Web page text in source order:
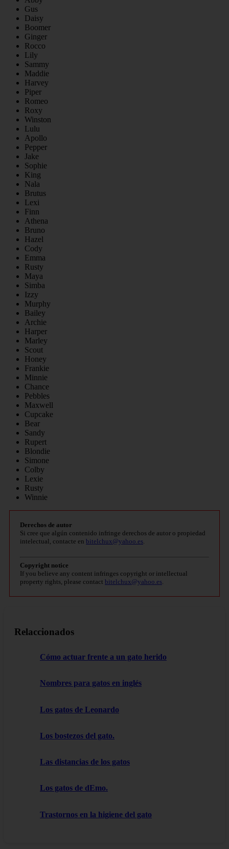
Gus
Daisy
Boomer
Ginger
Rocco
Lily
Sammy
Maddie
Harvey
Piper
Romeo
Roxy
Winston
Lulu
Apollo
Pepper
Jake
Sophie
King
Nala
Brutus
Lexi
Finn
Athena
Bruno
Hazel
Cody
Emma
Rusty
Maya
Simba
Izzy
Murphy
Bailey
Archie
Harper
Marley
Scout
Honey
Frankie
Minnie
Chance
Pebbles
Maxwell
Cupcake
Bear
Sandy
Rupert
Blondie
Simone
Colby
Lexie
Rusty
Winnie
Derechos de autor
Si cree que algún contenido infringe derechos de autor o propiedad
intelectual, contacte en bitelchux@yahoo.es
Copyright notice
If you believe any content infringes copyright or intellectual
property rights, please contact bitelchux@yahoo.es
Relaccionados
Cómo actuar frente a un gato herido
Nombres para gatos en inglés
Los gatos de Leonardo
Los bostezos del gato.
Las distancias de los gatos
Los gatos de dEmo.
Trastornos en la higiene del gato